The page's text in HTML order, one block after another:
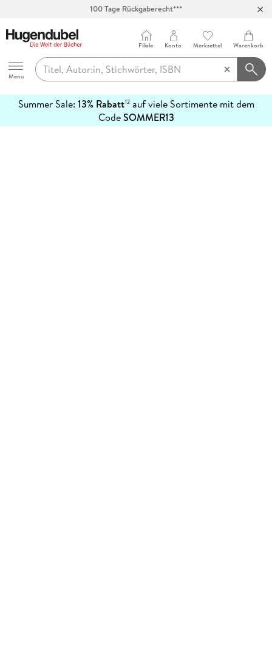
100 Tage Rückgaberecht***
Hugendubel
Menu
Filiale Konto Merkzettel Warenkorb
Summer Sale: 13% Rabatt12auf viele Sortimente mit dem
CodeSOMMER13
erfahren